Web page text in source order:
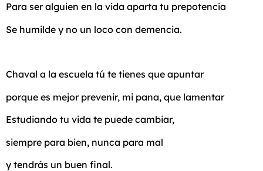
Para ser alguien en la vida aparta tu prepotencia
Se humilde y no un loco con demencia.
Chaval a la escuela tú te tienes que apuntar
porque es mejor prevenir, mi pana, que lamentar
Estudiando tu vida te puede cambiar,
siempre para bien, nunca para mal
y tendrás un buen final.